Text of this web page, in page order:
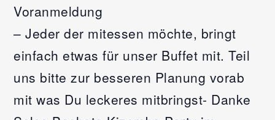
Voranmeldung
– Jeder der mitessen möchte, bringt
einfach etwas für unser Buffet mit. Teil
uns bitte zur besseren Planung vorab
mit was Du leckeres mitbringst- Danke